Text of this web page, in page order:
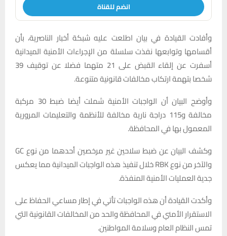
انضم للقناة
وأفادت القيادة في بيان اطلعت عليه شبكة أخبار الناصرية، بأن
أقسامها وتوابعها نفذت سلسلة من الإجراءات الأمنية الميدانية
أسفرت عن إلقاء القبض على 21 متهما فضلا عن توقيف 39
شخصا بتهمة ارتكاب مخالفات قانونية متنوعة.
وأوضح البيان أن الواجبات الأمنية شملت أيضا ضبط 30 مركبة
مخالفة و115 دراجة نارية مخالفة للأنظمة والتعليمات المرورية
المعمول بها في المحافظة.
وكشف البيان عن ضبط سلاحين غير مرخصين أحدهما من نوع GC
والآخر من نوع RBK خلال تنفيذ هذه الواجبات الميدانية مما يعكس
جدية العمليات الأمنية المنفذة.
وأكدت القيادة أن هذه الواجبات تأتي في إطار مساعي الحفاظ على
الاستقرار الأمني في المحافظة والحد من المخالفات القانونية التي
تمس النظام العام وسلامة المواطنين.